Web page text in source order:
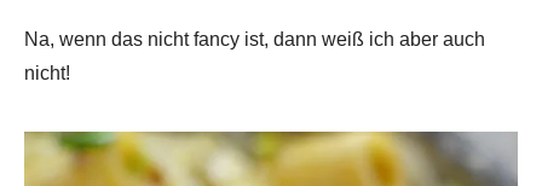
Na, wenn das nicht fancy ist, dann weiß ich aber auch
nicht!